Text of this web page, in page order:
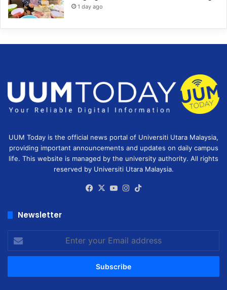
1 day ago
UUM Today is the official news portal of Universiti Utara Malaysia,
providing important announcements and updates on daily campus
life. This website is managed by the university authority. All rights
reserved by Universiti Utara Malaysia.
Facebook
X YouTubeInstagram
Newsletter
your
Email